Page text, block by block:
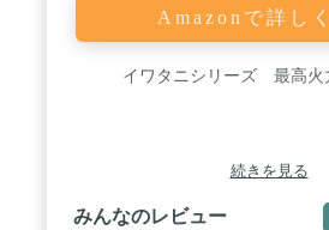
Amazonで詳し
イワタニシリーズ 最高火
続きを見る
みんなのレビュー